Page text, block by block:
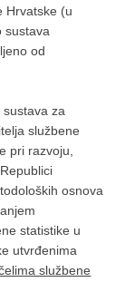
Hrvatske (u
sustava
od
za
službene
pri razvoju,
osnova
statistike u
utvrđenima
službene